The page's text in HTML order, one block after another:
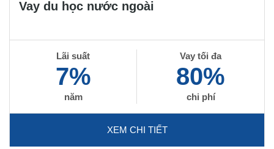
Vay du học nước ngoài
Lãi suất
7%
năm
Vay tối đa
80%
chi phí
XEM CHI TIẾT